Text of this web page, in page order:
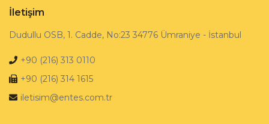
İletişim
Dudullu OSB, 1. Cadde, No:23 34776 Ümraniye - İstanbul
+90 (216) 313 0110
+90 (216) 314 1615
iletisim@entes.com.tr